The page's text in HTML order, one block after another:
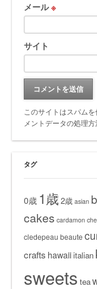
メール※
サイト
このサイトはスパム
メントデータの処理
タグ
0歳 1歳 2歳 asian
cakes cardamon
cledepeau beaute
crafts hawaiiitalian
sweets tea